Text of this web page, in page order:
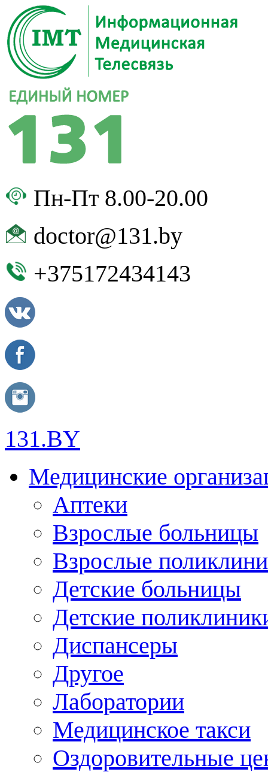
Пн-Пт 8.00-20.00
doctor@131.by
+375172434143
131.BY
Медицинские
Аптеки
Взрослые больницы
Взрослые
Детские больницы
Детские
Диспансеры
Другое
Лаборатории
Медицинское такси
Оздоровительные